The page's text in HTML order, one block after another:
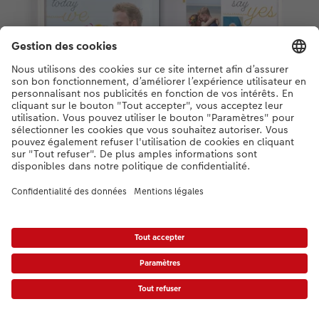
Commander des livres photo tout au long de
Un livre photo permet de rassembler les souvenirs des plus
de famille. Nous aimons nous remémorer d’anciens souvenirs,
nous feuilletons nos livres photo des années plus tard et nous
nous étonnons de voir que le temps a passé si vite.
Offrez à vos photos un cadre qui leur permettra de rayonner –
dans un livre photo personnalisé de CEWE. Que ce soit pour
vous-même ou pour offrir à ceux qui vous sont chers : vous